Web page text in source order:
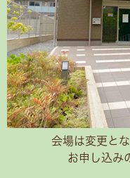
会場は変更と
お申し込み